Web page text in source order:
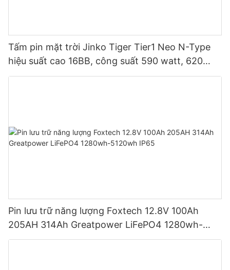
Tấm pin mặt trời Jinko Tiger Tier1 Neo N-Type
hiệu suất cao 16BB, công suất 590 watt, 620
watt, 630 watt, 650 watt, dạng module hai mặt.
Pin lưu trữ năng lượng Foxtech 12.8V 100Ah
205AH 314Ah Greatpower LiFePO4 1280wh-
5120wh IP65